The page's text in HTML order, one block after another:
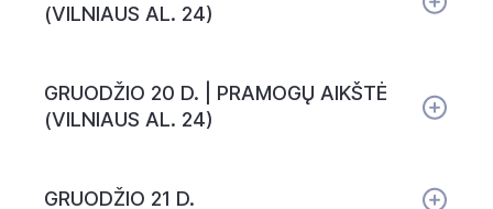
(VILNIAUS AL. 24)
GRUODŽIO 20 D. | PRAMOGŲ AIKŠTĖ
(VILNIAUS AL. 24)
GRUODŽIO 21 D.